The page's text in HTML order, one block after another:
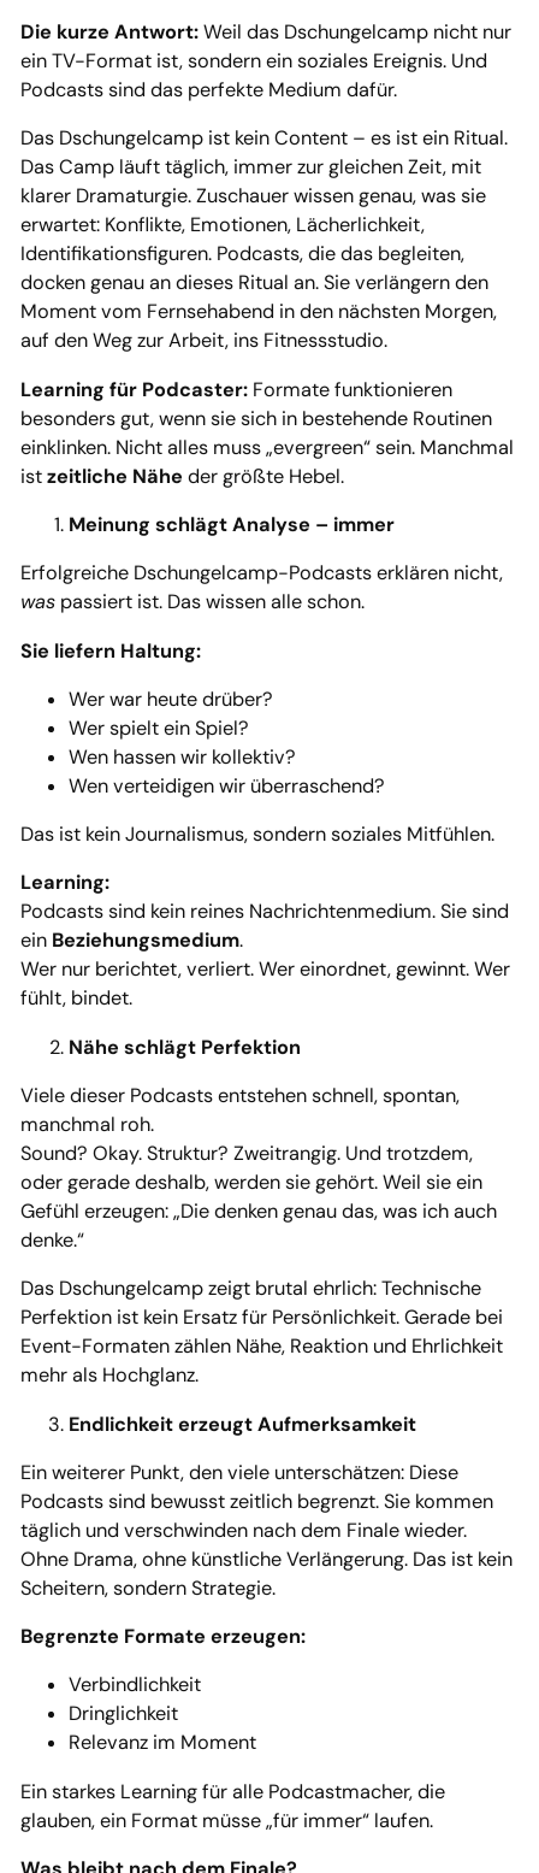
Die kurze Antwort:Weil das Dschungelcamp nicht nur
ein TV-Format ist, sondern ein soziales Ereignis. Und
Podcasts sind das perfekte Medium dafür.
Das Dschungelcamp ist kein Content – es ist ein Ritual.
Das Camp läuft täglich, immer zur gleichen Zeit, mit
klarer Dramaturgie. Zuschauer wissen genau, was sie
erwartet: Konflikte, Emotionen, Lächerlichkeit,
Identifikationsfiguren. Podcasts, die das begleiten,
docken genau an dieses Ritual an. Sie verlängern den
Moment vom Fernsehabend in den nächsten Morgen,
auf den Weg zur Arbeit, ins Fitnessstudio.
Learning für Podcaster: Formate funktionieren
besonders gut, wenn sie sich in bestehende Routinen
einklinken. Nicht alles muss „evergreen“ sein. Manchmal
istzeitliche Nähe der größte Hebel.
Meinung schlägt Analyse – immer
Erfolgreiche Dschungelcamp-Podcasts erklären nicht,
was passiert ist. Das wissen alle schon.
Sie liefern Haltung:
Wer war heute drüber?
Wer spielt ein Spiel?
Wen hassen wir kollektiv?
Wen verteidigen wir überraschend?
Das ist kein Journalismus, sondern soziales Mitfühlen.
Learning:
Podcasts sind kein reines Nachrichtenmedium. Sie sind
ein Beziehungsmedium.
Wer nur berichtet, verliert. Wer einordnet, gewinnt. Wer
fühlt, bindet.
Nähe schlägt Perfektion
Viele dieser Podcasts entstehen schnell, spontan,
manchmal roh.
Sound? Okay. Struktur? Zweitrangig. Und trotzdem,
oder gerade deshalb, werden sie gehört. Weil sie ein
Gefühl erzeugen: „Die denken genau das, was ich auch
denke.“
Das Dschungelcamp zeigt brutal ehrlich: Technische
Perfektion ist kein Ersatz für Persönlichkeit. Gerade bei
Event-Formaten zählen Nähe, Reaktion und Ehrlichkeit
mehr als Hochglanz.
Endlichkeit erzeugt Aufmerksamkeit
Ein weiterer Punkt, den viele unterschätzen: Diese
Podcasts sind bewusst zeitlich begrenzt. Sie kommen
täglich und verschwinden nach dem Finale wieder.
Ohne Drama, ohne künstliche Verlängerung. Das ist kein
Scheitern, sondern Strategie.
Begrenzte Formate erzeugen:
Verbindlichkeit
Dringlichkeit
Relevanz im Moment
Ein starkes Learning für alle Podcastmacher, die
glauben, ein Format müsse „für immer“ laufen.